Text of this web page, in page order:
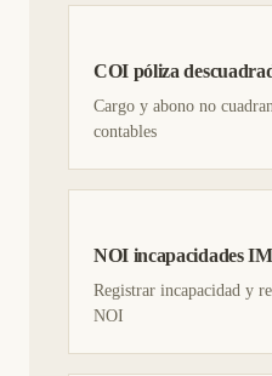
COI póliza
Cargo y abono no
contables
NOI incapacidades
Registrar incapacidad y
NOI